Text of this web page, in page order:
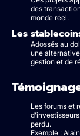
des
monde réel.
Les
Adossés au
une
gestion et de
Les forums et
perdu.
Exemple :